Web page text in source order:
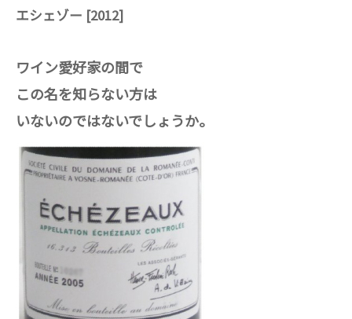
エシェゾー [2012]
ワイン愛好家の間で
この名を知らない方は
いないのではないでしょうか。